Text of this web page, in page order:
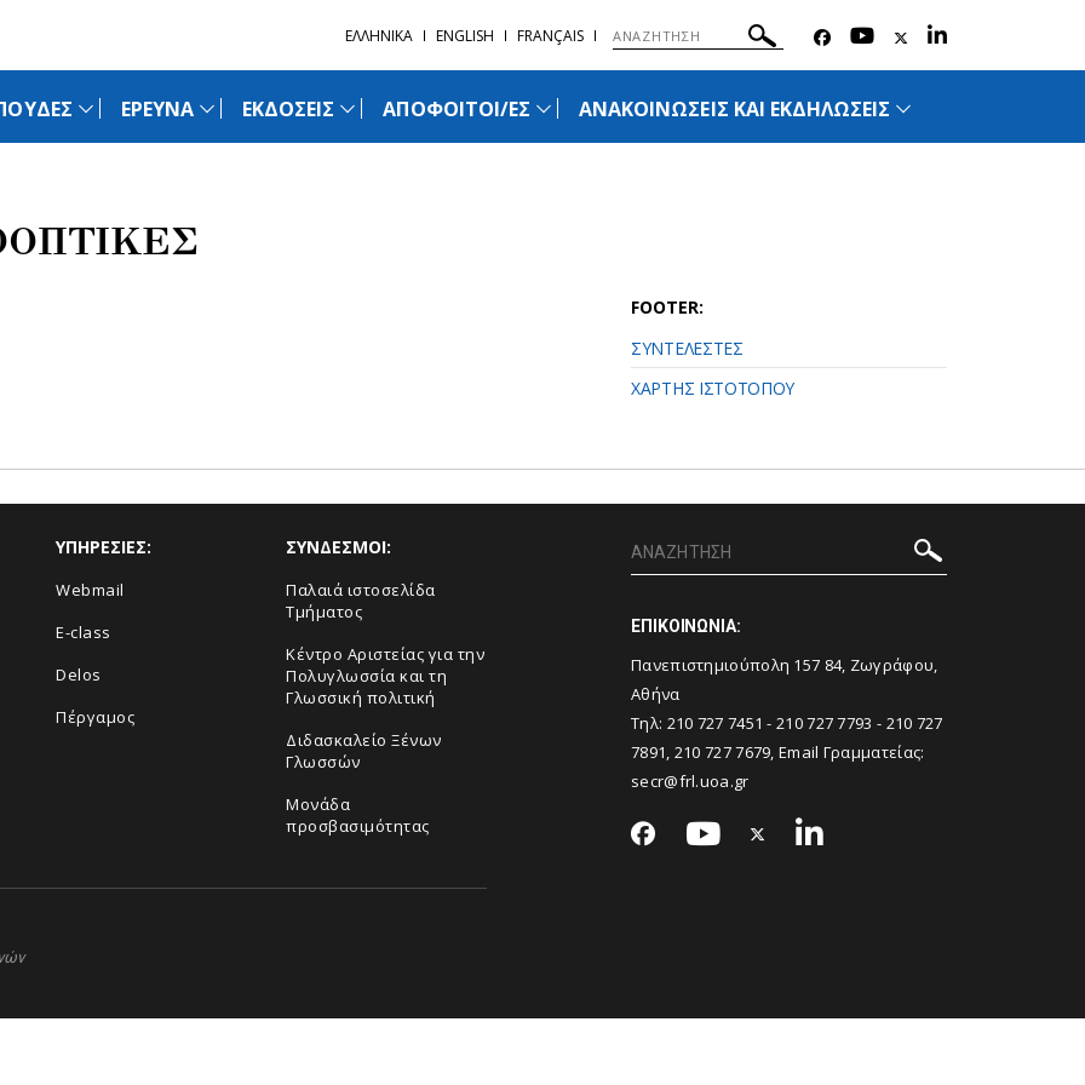
ΕΛΛΗΝΙΚΑ ENGLISH FRANÇAIS
ΕΡΕΥΝΑ ΕΚΔΟΣΕΙΣ ΑΠΟΦΟΙΤΟΙ/ΕΣ ΑΝΑΚΟΙΝΩΣΕΙΣ ΚΑΙ ΕΚΔΗΛΩΣΕΙΣ
FOOTER:
ΣΥΝΤΕΛΕΣΤΕΣ
ΧΑΡΤΗΣ ΙΣΤΟΤΟΠΟΥ
ΥΠΗΡΕΣΙΕΣ:
Webmail
E-class
Delos
Πέργαμος
ΣΥΝΔΕΣΜΟΙ:
Παλαιά ιστοσελίδα
Τμήματος
Κέντρο Αριστείας για την
Πολυγλωσσία και τη
Γλωσσική πολιτική
Διδασκαλείο Ξένων
Γλωσσών
Μονάδα
προσβασιμότητας
ΕΠΙΚΟΙΝΩΝΙΑ:
Πανεπιστημιούπολη 157 84, Ζωγράφου,
Αθήνα
Τηλ: 210 727 7451 - 210 727 7793 - 210 727
7891, 210 727 7679, Email Γραμματείας:
secr@frl.uoa.gr